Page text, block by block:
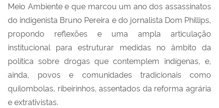
Meio Ambiente e que marcou um ano dos assassinatos
do indigenista Bruno Pereira e do jornalista Dom Phillips,
propondo reflexões e uma ampla articulação
institucional para estruturar medidas no âmbito da
política sobre drogas que contemplem indígenas, e,
ainda, povos e comunidades tradicionais como
quilombolas, ribeirinhos, assentados da reforma agrária
e extrativistas.